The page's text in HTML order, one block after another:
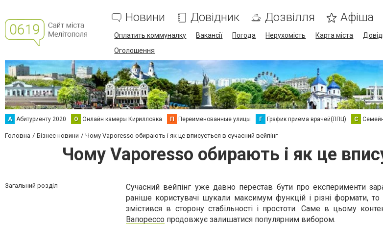
Новини Довідник Дозвілля Афіша
Оплатить коммуналку Вакансії Погода Нерухомість Карта міста
Оголошення
А Абитуриенту 2020 О Онлайн камеры Кирилловка П Переименованные улицы Г График приема врачей(ЛПЦ) С
Головна Бізнес новини Чому Vaporesso обирають і як це вписується в сучасний вейпінг
Чому Vaporesso обирають і як це
Загальний розділ
Сучасний вейпінг уже давно перестав бути про експерименти
раніше користувачі шукали максимум функцій і різні формати,
змістився в сторону стабільності і простоти. Саме в цьому
Вапорессо продовжує залишатися популярним вибором.